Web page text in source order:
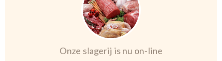
Onze slagerij is nu on-line